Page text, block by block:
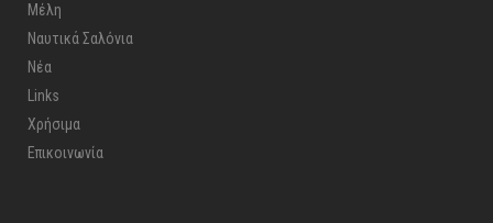
Μέλη
Ναυτικά Σαλόνια
Νέα
Links
Χρήσιμα
Επικοινωνία